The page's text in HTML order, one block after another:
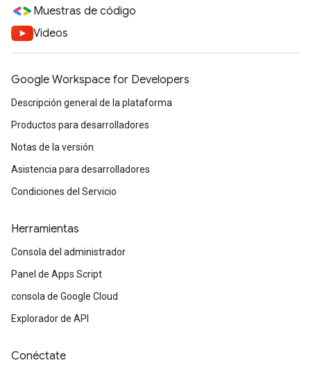
Muestras de código
Videos
Google Workspace for Developers
Descripción general de la plataforma
Productos para desarrolladores
Notas de la versión
Asistencia para desarrolladores
Condiciones del Servicio
Herramientas
Consola del administrador
Panel de Apps Script
consola de Google Cloud
Explorador de API
Conéctate